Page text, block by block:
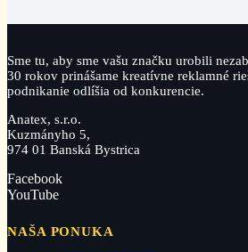
Sme tu, aby sme vašu značku urobili
30 rokov prinášame kreatívne reklamné
podnikanie odlíšia od konkurencie.
Anatex, s.r.o.
Kuzmányho 5,
974 01 Banská Bystrica
Facebook
YouTube
NAŠA PONUKA